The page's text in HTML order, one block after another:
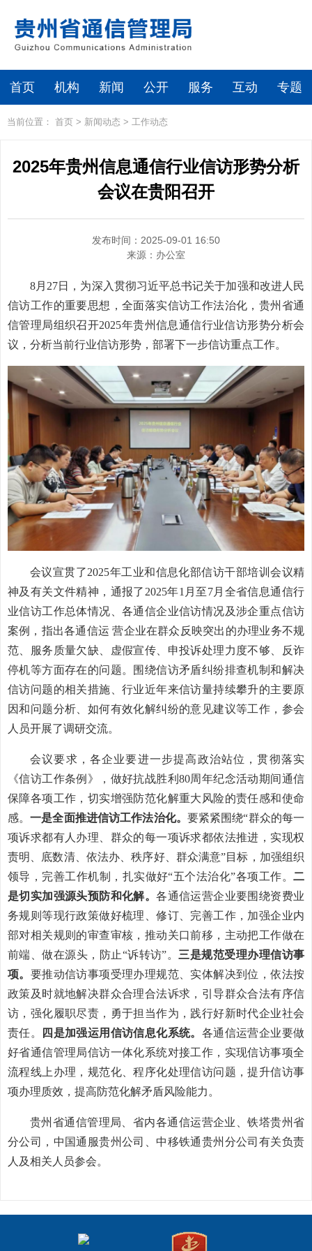
首页 机构 新闻 公开 服务 互动 专题
当前位置： 首页 > 新闻动态 > 工作动态
2025年贵州信息通信行业信访形势分析
会议在贵阳召开
发布时间：2025-09-01 16:50
来源： 办公室
8月27日，为深入贯彻习近平总书记关于加强和改进人民
信访工作的重要思想，全面落实信访工作法治化，贵州省通
信管理局组织召开2025年贵州信息通信行业信访形势分析会
议，分析当前行业信访形势，部署下一步信访重点工作。
会议宣贯了2025年工业和信息化部信访干部培训会议精
神及有关文件精神，通报了2025年1月至7月全省信息通信行
业信访工作总体情况、各通信企业信访情况及涉企重点信访
案例，指出各通信运 营企业在群众反映突出的办理业务不规
范、服务质量欠缺、虚假宣传、申投诉处理力度不够、反诈
停机等方面存在的问题。围绕信访矛盾纠纷排查机制和解决
信访问题的相关措施、行业近年来信访量持续攀升的主要原
因和问题分析、如何有效化解纠纷的意见建议等工作，参会
人员开展了调研交流。
会议要求，各企业要进一步提高政治站位，贯彻落实
《信访工作条例》，做好抗战胜利80周年纪念活动期间通信
保障各项工作，切实增强防范化解重大风险的责任感和使命
感。一是全面推进信访工作法治化。 要紧紧围绕“群众的每一
项诉求都有人办理、群众的每一项诉求都依法推进，实现权
责明、底数清、依法办、秩序好、群众满意”目标，加强组织
领导，完善工作机制，扎实做好“五个法治化”各项工作。 二
是切实加强源头预防和化解。各通信运营企业要围绕资费业
务规则等现行政策做好梳理、修订、完善工作，加强企业内
部对相关规则的审查审核，推动关口前移，主动把工作做在
前端、做在源头，防止“诉转访”。 三是规范受理办理信访事
项。 要推动信访事项受理办理规范、实体解决到位，依法按
政策及时就地解决群众合理合法诉求，引导群众合法有序信
访，强化履职尽责，勇于担当作为，践行好新时代企业社会
责任。
四是加强运用信访信息化系统。 各通信运营企业要做
好省通信管理局信访一体化系统对接工作，实现信访事项全
流程线上办理，规范化、程序化处理信访问题，提升信访事
项办理质效，提高防范化解矛盾风险能力。
贵州省通信管理局、省内各通信运营企业、铁塔贵州省
分公司，中国通服贵州公司、中移铁通贵州分公司有关负责
人及相关人员参会。